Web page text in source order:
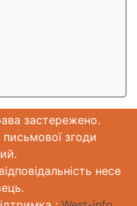
застережено.
згоди
несе